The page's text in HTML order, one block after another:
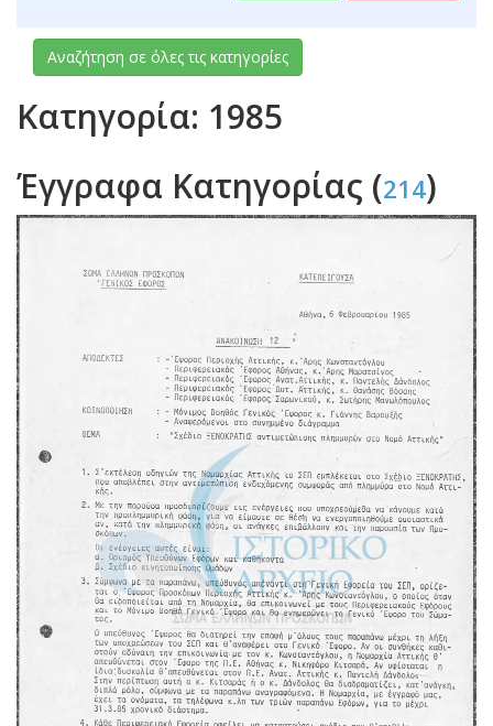
Αναζήτηση σε όλες τις κατηγορίες
Κατηγορία: 1985
Έγγραφα Κατηγορίας (214)